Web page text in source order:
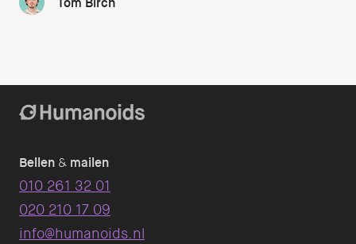
Bellen & mailen
010 261 32 01
020 210 17 09
info@humanoids.nl